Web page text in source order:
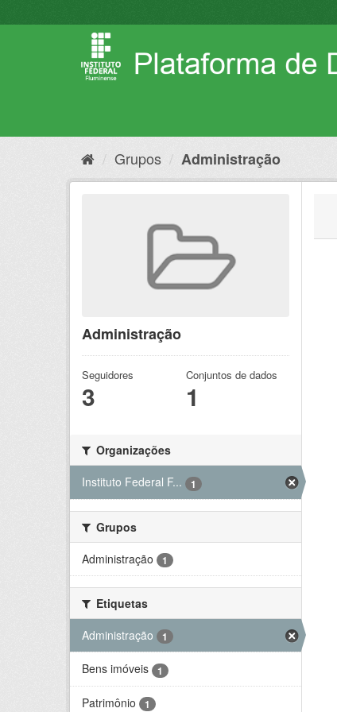
para
Grupos Administração
Administração
Seguidores
3
Conjuntos de dados
1
Organizações
Instituto Federal F...
1
Grupos
Administração
1
Etiquetas
Administração
1
Bens imóveis 1
Patrimônio 1